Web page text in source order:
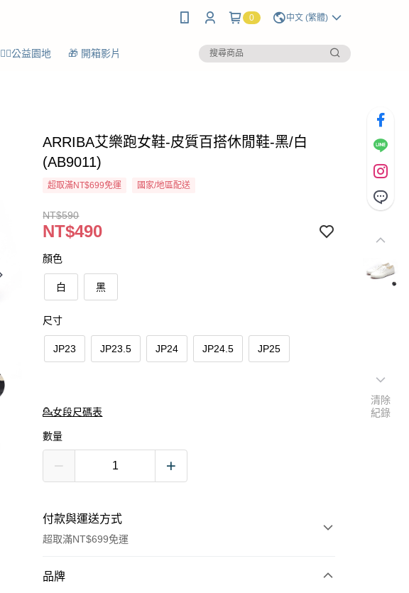
0 中文 (繁體)
👍🏻公益園地 🎁 開箱影片
ARRIBA艾樂跑女鞋-皮質百搭休閒鞋-黑/白
(AB9011)
超取滿NT$699免運 國家/地區配送
NT$590
NT$490
顏色
白 黑
尺寸
JP23 JP23.5 JP24 JP24.5 JP25
💁‍女段尺碼表
數量
付款與運送方式
超取滿NT$699免運
付款方式
品牌
清除
紀錄